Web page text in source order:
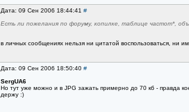
Дата: 09 Сен 2006 18:44:41 #
Есть ли пожелания по форуму, копилке, таблице частот*,
в личных сообщениях нельзя ни цитатой воспользоваться, ни
Дата: 09 Сен 2006 18:50:40 #
SergUA6
Но тут уже можно и в JPG зажать примерно до 70 кб - правда
держу :)